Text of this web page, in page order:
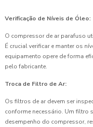
Verificação de Níveis de Óleo:
O compressor de ar parafuso
É crucial verificar e manter os
equipamento opere de forma
pelo fabricante.
Troca de Filtro de Ar:
Os filtros de ar devem ser
conforme necessário. Um filtro
desempenho do compressor,